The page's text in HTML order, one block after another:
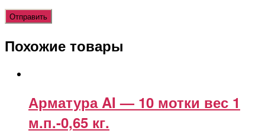
Похожие товары
Арматура AI — 10 мотки вес 1
м.п.-0,65 кг.